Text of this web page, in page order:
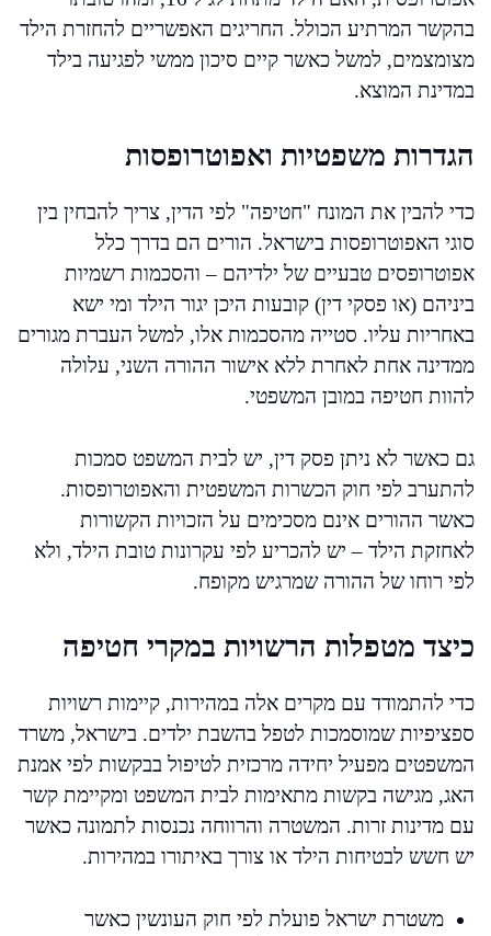
בהקשר המרתיע הכולל. החריגים האפשריים להחזרת הילד
מצומצמים, למשל כאשר קיים סיכון ממשי לפגיעה בילד
במדינת המוצא.
הגדרות משפטיות ואפוטרופסות
כדי להבין את המונח "חטיפה" לפי הדין, צריך להבחין בין
סוגי האפוטרופסות בישראל. הורים הם בדרך כלל
אפוטרופסים טבעיים של ילדיהם – והסכמות רשמיות
ביניהם (או פסקי דין) קובעות היכן יגור הילד ומי ישא
באחריות עליו. סטייה מהסכמות אלו, למשל העברת מגורים
ממדינה אחת לאחרת ללא אישור ההורה השני, עלולה
להוות חטיפה במובן המשפטי.
גם כאשר לא ניתן פסק דין, יש לבית המשפט סמכות
להתערב לפי חוק הכשרות המשפטית והאפוטרופסות.
כאשר ההורים אינם מסכימים על הזכויות הקשורות
לאחזקת הילד – יש להכריע לפי עקרונות טובת הילד, ולא
לפי רוחו של ההורה שמרגיש מקופח.
כיצד מטפלות הרשויות במקרי חטיפה
כדי להתמודד עם מקרים אלה במהירות, קיימות רשויות
ספציפיות שמוסמכות לטפל בהשבת ילדים. בישראל, משרד
המשפטים מפעיל יחידה מרכזית לטיפול בבקשות לפי אמנת
האג, מגישה בקשות מתאימות לבית המשפט ומקיימת קשר
עם מדינות זרות. המשטרה והרווחה נכנסות לתמונה כאשר
יש חשש לבטיחות הילד או צורך באיתורו במהירות.
משטרת ישראל פועלת לפי חוק העונשין כאשר